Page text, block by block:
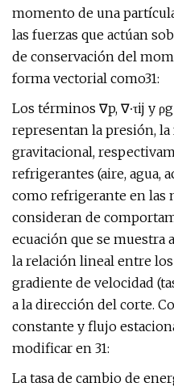
momento de una
las fuerzas que actúan
de conservación del
forma vectorial como31:
Los términos ∇p, ∇∙τij y
representan la presión, la
gravitacional,
refrigerantes (aire, agua,
como refrigerante en las
consideran de
ecuación que se muestra
la relación lineal entre
gradiente de velocidad
a la dirección del corte.
constante y flujo
modificar en 31:
La tasa de cambio de